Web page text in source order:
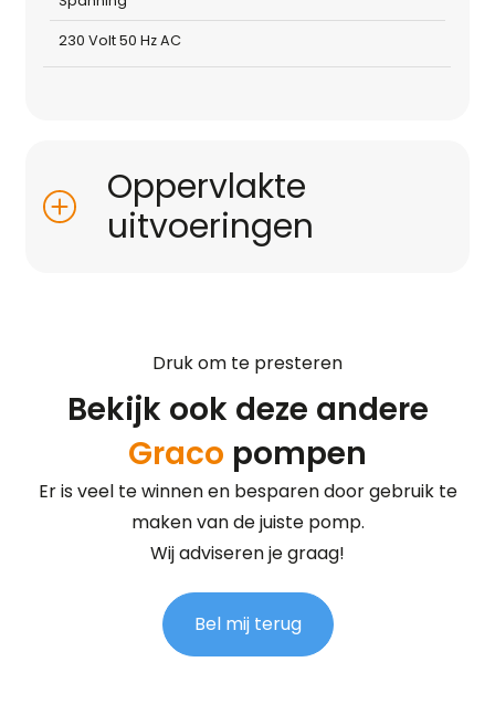
230 Volt 50 Hz AC
Oppervlakte
uitvoeringen
Druk om te presteren
Bekijk ook deze andere
Graco pompen
Er is veel te winnen en besparen door gebruik te
maken van de juiste pomp.
Wij adviseren je graag!
Bel mij terug